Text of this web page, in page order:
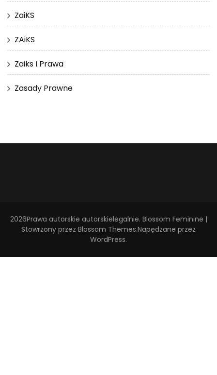
ZaiKS
ZAiKS
Zaiks I Prawa
Zasady Prawne
2026Prawa autorskie autorskielegalnie. Blossom Feminine |
Stowrzony przez Blossom Themes.Napędzane przez
WordPress.